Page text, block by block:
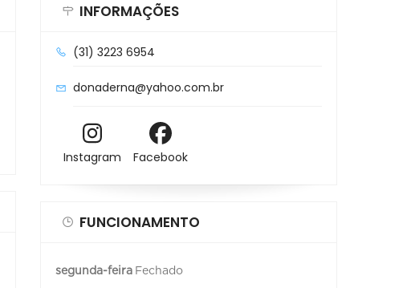
INFORMAÇÕES
(31) 3223 6954
donaderna@yahoo.com.br
Instagram Facebook
FUNCIONAMENTO
segunda-feira Fechado